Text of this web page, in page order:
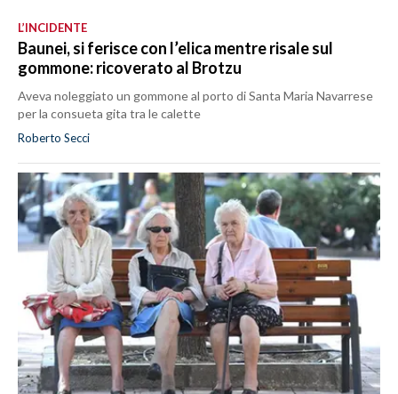
L’INCIDENTE
Baunei, si ferisce con l’elica mentre risale sul
gommone: ricoverato al Brotzu
Aveva noleggiato un gommone al porto di Santa Maria Navarrese
per la consueta gita tra le calette
Roberto Secci